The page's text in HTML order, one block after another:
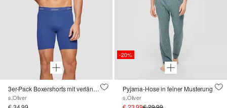
3er-Pack Boxershorts mit verlängertem Bein
s.Oliver
-20%
Pyjama-Hose in feiner Musterung
s.Oliver